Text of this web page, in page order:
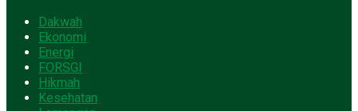
Dakwah
Ekonomi
Energi
FORSGI
Hikmah
Kesehatan